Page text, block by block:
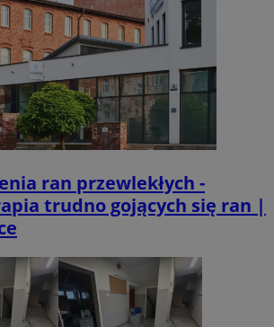
ran przewlekłych -
trudno gojących się ran |